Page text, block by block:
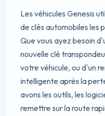
Les véhicules Genesis
de clés automobiles les
Que vous ayez besoin
nouvelle clé
votre véhicule, ou d'un
intelligente après la
avons les outils, les
remettre sur la route